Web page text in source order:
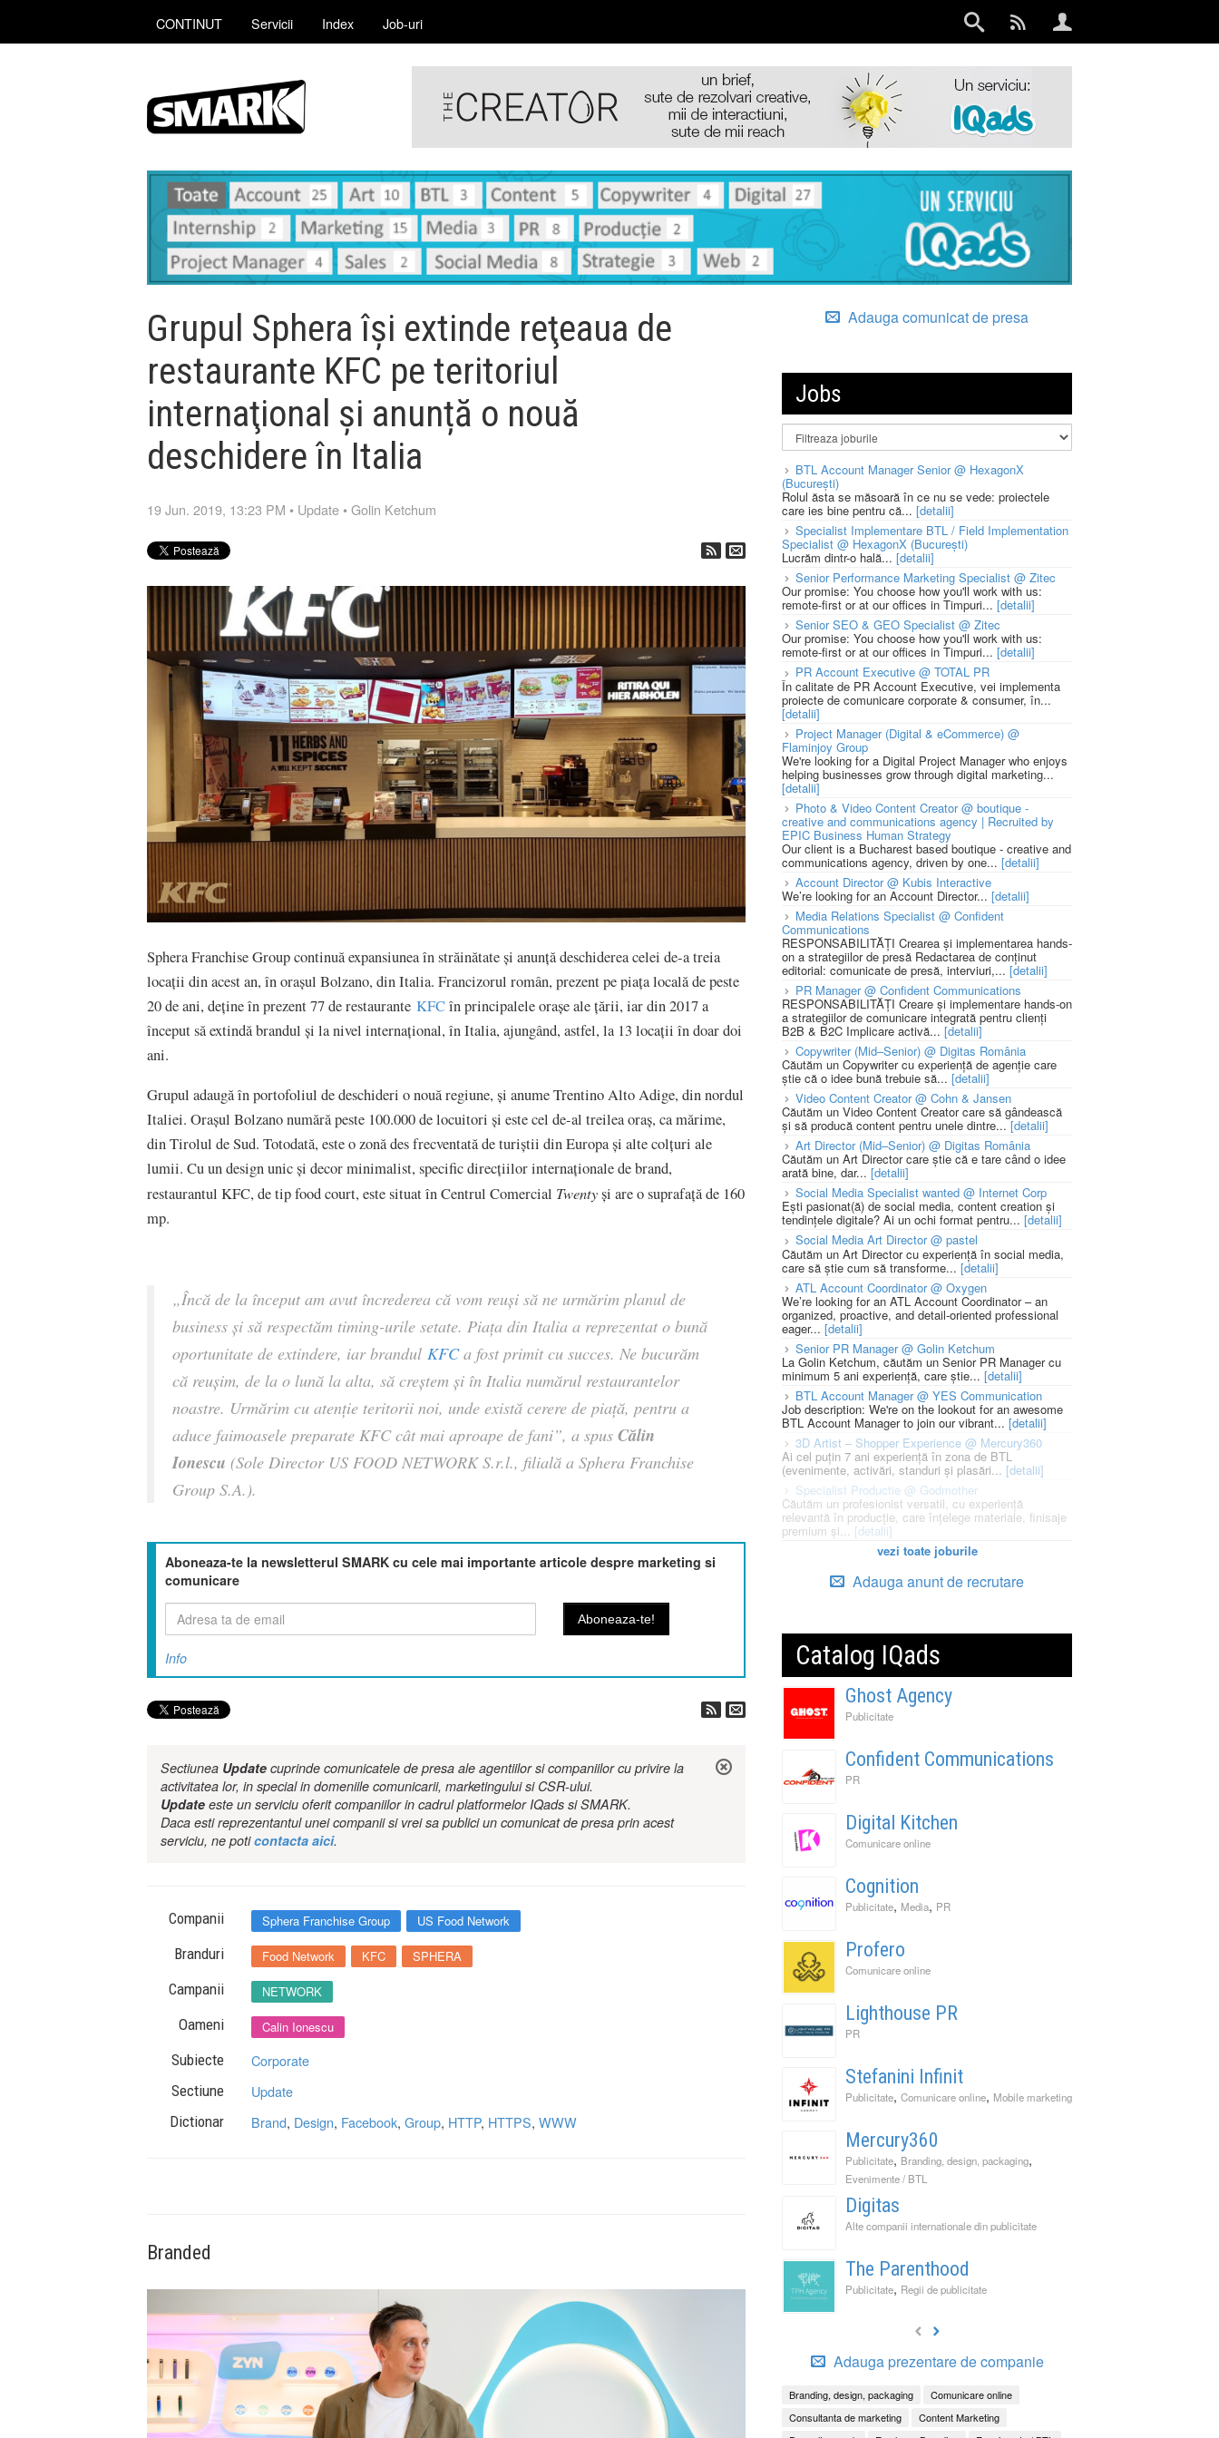
CONTINUT Servicii Index Job-uri
Grupul Sphera îşi extinde reţeaua de
restaurante KFC pe teritoriul
internaţional și anunță o nouă
deschidere în Italia
19 Jun. 2019, 13:23 PM • Update •Golin Ketchum
Sphera Franchise Group continuă expansiunea în străinătate şi anunţă deschiderea celei de-a treia
locaţii din acest an, în oraşul Bolzano, din Italia. Francizorul român, prezent pe piața locală de peste
20 de ani, deţine în prezent 77 de restaurante KFCîn principalele oraşe ale ţării, iar din 2017 a
început să extindă brandul şi la nivel internaţional, în Italia, ajungând, astfel, la 13 locaţii în doar doi
ani.
Grupul adaugă în portofoliul de deschideri o nouă regiune, şi anume Trentino Alto Adige, din nordul
Italiei. Oraşul Bolzano numără peste 100.000 de locuitori şi este cel de-al treilea oraş, ca mărime,
din Tirolul de Sud. Totodată, este o zonă des frecventată de turiştii din Europa şi alte colţuri ale
lumii. Cu un design unic şi decor minimalist, specific direcţiilor internaţionale de brand,
restaurantul KFC, de tip food court, este situat în Centrul Comercial Twentyşi are o suprafaţă de 160
mp.
„Încă de la început am avut încrederea că vom reuşi să ne urmărim planul de
business şi să respectăm timing-urile setate. Piața din Italia a reprezentat o bună
oportunitate de extindere, iar brandul KFCa fost primit cu succes. Ne bucurăm
că reuşim, de la o lună la alta, să creştem şi în Italia numărul restaurantelor
noastre. Urmărim cu atenție teritorii noi, unde există cerere de piață, pentru a
aduce faimoasele preparate KFC cât mai aproape de fani”, a spus Călin
Ionescu (Sole Director US FOOD NETWORK S.r.l., filială a Sphera Franchise
Group S.A.).
Aboneaza-te la newsletterul SMARK cu cele mai importante articole despre marketing si
comunicare
Info
Sectiunea Update cuprinde comunicatele de presa ale agentiilor si companiilor cu privire la
activitatea lor, in special in domeniile comunicarii, marketingului si CSR-ului.
Update este un serviciu oferit companiilor in cadrul platformelor IQads si SMARK.
Daca esti reprezentantul unei companii si vrei sa publici un comunicat de presa prin acest
serviciu, ne poticontacta aici.
Companii Sphera Franchise Group US Food Network
Branduri Food Network KFC SPHERA
Campanii NETWORK
Oameni Calin Ionescu
Subiecte Corporate
Sectiune Update
Dictionar Brand, Design, Facebook, Group, HTTP, HTTPS, WWW
Branded
Adauga comunicat de presa
Jobs
BTL Account Manager Senior @ HexagonX
(București)
Rolul ăsta se măsoară în ce nu se vede: proiectele
care ies bine pentru că... [detalii]
Specialist Implementare BTL / Field Implementation
Specialist @ HexagonX (București)
Lucrăm dintr-o hală... [detalii]
Senior Performance Marketing Specialist @ Zitec
Our promise: You choose how you'll work with us:
remote-first or at our offices in Timpuri... [detalii]
Senior SEO & GEO Specialist @ Zitec
Our promise: You choose how you'll work with us:
remote-first or at our offices in Timpuri... [detalii]
PR Account Executive @ TOTAL PR
În calitate de PR Account Executive, vei implementa
proiecte de comunicare corporate & consumer, în...
[detalii]
Project Manager (Digital & eCommerce) @
Flaminjoy Group
We're looking for a Digital Project Manager who enjoys
helping businesses grow through digital marketing...
[detalii]
Photo & Video Content Creator @ boutique -
creative and communications agency | Recruited by
EPIC Business Human Strategy
Our client is a Bucharest based boutique - creative and
communications agency, driven by one... [detalii]
Account Director @ Kubis Interactive
We’re looking for an Account Director... [detalii]
Media Relations Specialist @ Confident
Communications
RESPONSABILITĂȚI Crearea și implementarea hands-
on a strategiilor de presă Redactarea de conținut
editorial: comunicate de presă, interviuri,... [detalii]
PR Manager @ Confident Communications
RESPONSABILITĂȚI Creare și implementare hands-on
a strategiilor de comunicare integrată pentru clienți
B2B & B2C Implicare activă... [detalii]
Copywriter (Mid–Senior) @ Digitas România
Căutăm un Copywriter cu experiență de agenție care
știe că o idee bună trebuie să... [detalii]
Video Content Creator @ Cohn & Jansen
Căutăm un Video Content Creator care să gândească
și să producă content pentru unele dintre... [detalii]
Art Director (Mid–Senior) @ Digitas România
Căutăm un Art Director care știe că e tare când o idee
arată bine, dar... [detalii]
Social Media Specialist wanted @ Internet Corp
Ești pasionat(ă) de social media, content creation și
tendințele digitale? Ai un ochi format pentru... [detalii]
Social Media Art Director @ pastel
Căutăm un Art Director cu experiență în social media,
care să știe cum să transforme... [detalii]
ATL Account Coordinator @ Oxygen
We’re looking for an ATL Account Coordinator – an
organized, proactive, and detail-oriented professional
eager... [detalii]
Senior PR Manager @ Golin Ketchum
La Golin Ketchum, căutăm un Senior PR Manager cu
minimum 5 ani experiență, care știe... [detalii]
BTL Account Manager @ YES Communication
Job description: We're on the lookout for an awesome
BTL Account Manager to join our vibrant... [detalii]
3D Artist – Shopper Experience @ Mercury360
Ai cel puțin 7 ani experiență în zona de BTL
(evenimente, activări, standuri și plasări... [detalii]
Specialist Productie @ Godmother
Căutăm un profesionist versatil, cu experiență
relevantă în producție, care înțelege materiale, finisaje
premium și... [detalii]
vezi toate joburile
Adauga anunt de recrutare
Catalog IQads
Ghost Agency
Publicitate
Confident Communications
PR
Digital Kitchen
Comunicare online
Cognition
Publicitate, Media, PR
Profero
Comunicare online
Lighthouse PR
PR
Stefanini Infinit
Publicitate, Comunicare online, Mobile marketing
Mercury360
Publicitate, Branding, design, packaging,
Evenimente / BTL
Digitas
Alte companii internationale din publicitate
The Parenthood
Publicitate, Regii de publicitate
Adauga prezentare de companie
Branding, design, packaging
Comunicare online
Consultanta de marketing
Content Marketing